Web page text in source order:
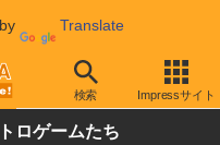
Translate
検索 Impressサイト
ソフト・PCゲーム PCゲ
ロゲームたち